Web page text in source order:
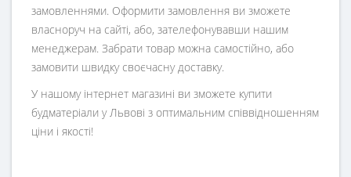
замовленнями. Оформити замовлення ви зможете
власноруч на сайті, або, зателефонувавши нашим
менеджерам. Забрати товар можна самостійно, або
замовити швидку своєчасну доставку.
У нашому інтернет магазині ви зможете купити
будматеріали у Львові з оптимальним співвідношенням
ціни і якості!